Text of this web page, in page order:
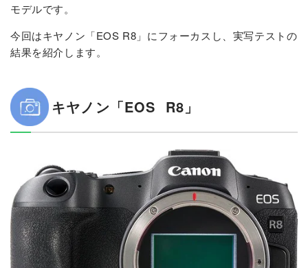
モデルです。
今回はキヤノン「EOS R8」にフォーカスし、実写テストの
結果を紹介します。
キヤノン「EOS R8」